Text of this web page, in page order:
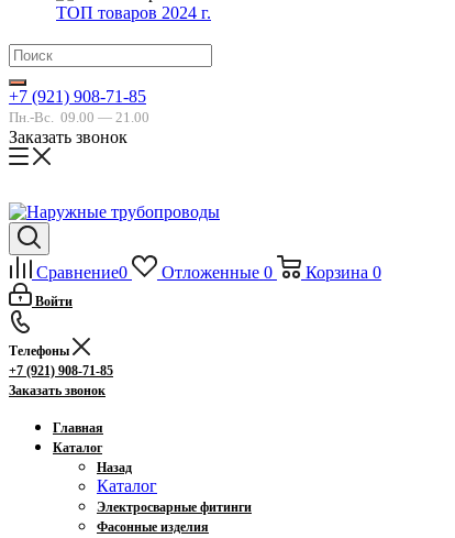
ТОП товаров 2024 г.
+7 (921) 908-71-85
Пн.-Вс. 09.00 — 21.00
Заказать звонок
Сравнение0 Отложенные 0 Корзина 0
Войти
Телефоны
+7 (921) 908-71-85
Заказать звонок
Главная
Каталог
Назад
Каталог
Электросварные фитинги
Фасонные изделия